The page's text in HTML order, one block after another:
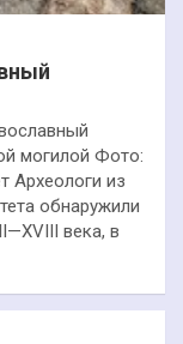
могилой Фото:
Археологи из
обнаружили
века, в